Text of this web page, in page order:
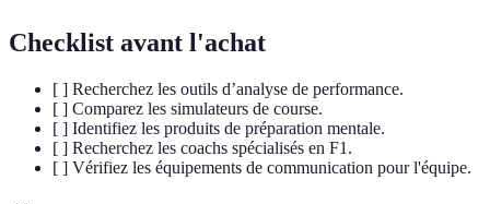
Checklist avant l'achat
[ ] Recherchez les outils d’analyse de performance.
[ ] Comparez les simulateurs de course.
[ ] Identifiez les produits de préparation mentale.
[ ] Recherchez les coachs spécialisés en F1.
[ ] Vérifiez les équipements de communication pour l'équipe.